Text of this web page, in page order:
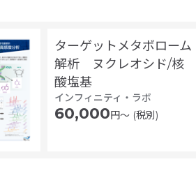
ターゲットメタボローム
解析 ヌクレオシド/核
酸塩基
インフィニティ・ラボ
60,000円〜 (税別)